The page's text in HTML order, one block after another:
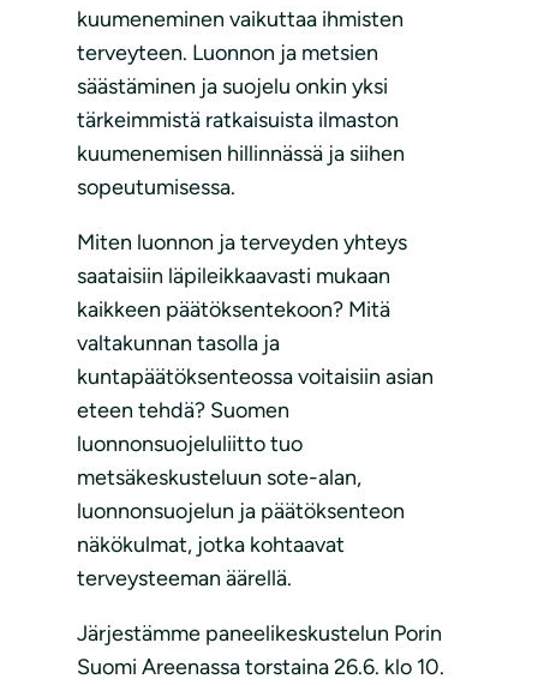
kuumeneminen vaikuttaa ihmisten
terveyteen. Luonnon ja metsien
säästäminen ja suojelu onkin yksi
tärkeimmistä ratkaisuista ilmaston
kuumenemisen hillinnässä ja siihen
sopeutumisessa.
Miten luonnon ja terveyden yhteys
saataisiin läpileikkaavasti mukaan
kaikkeen päätöksentekoon? Mitä
valtakunnan tasolla ja
kuntapäätöksenteossa voitaisiin asian
eteen tehdä? Suomen
luonnonsuojeluliitto tuo
metsäkeskusteluun sote-alan,
luonnonsuojelun ja päätöksenteon
näkökulmat, jotka kohtaavat
terveysteeman äärellä.
Järjestämme paneelikeskustelun Porin
Suomi Areenassa torstaina 26.6. klo 10.